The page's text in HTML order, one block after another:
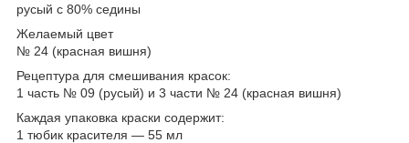
русый с 80% седины
Желаемый цвет
№ 24 (красная вишня)
Рецептура для смешивания красок:
1 часть № 09 (русый) и 3 части № 24 (красная вишня)
Каждая упаковка краски содержит:
1 тюбик красителя — 55 мл